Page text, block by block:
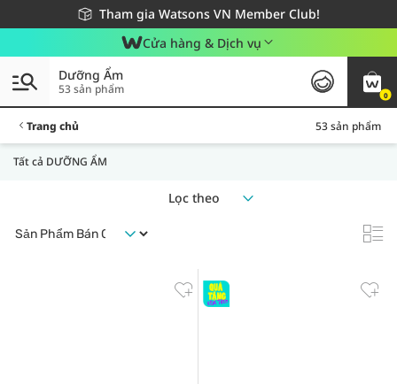
Tham gia Watsons VN Member Club!
Miễn phí giao hàng cho đơn hàng từ 249,000Đ
Giao hàng nhanh 24h - Áp dụng khu vực TP. Hồ Chí Minh
Cửa hàng & Dịch vụ
0
Dưỡng Ẩm
53 sản phẩm
Trang chủ 53 sản phẩm
Tất cả DƯỠNG ẨM
Lọc theo